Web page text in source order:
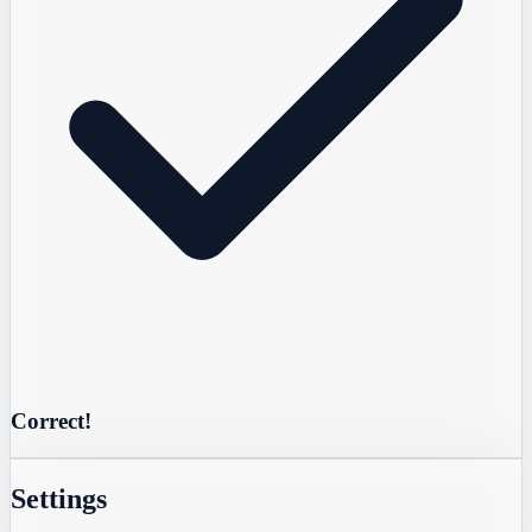
Correct!
Settings